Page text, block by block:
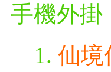
手機外掛
仙境